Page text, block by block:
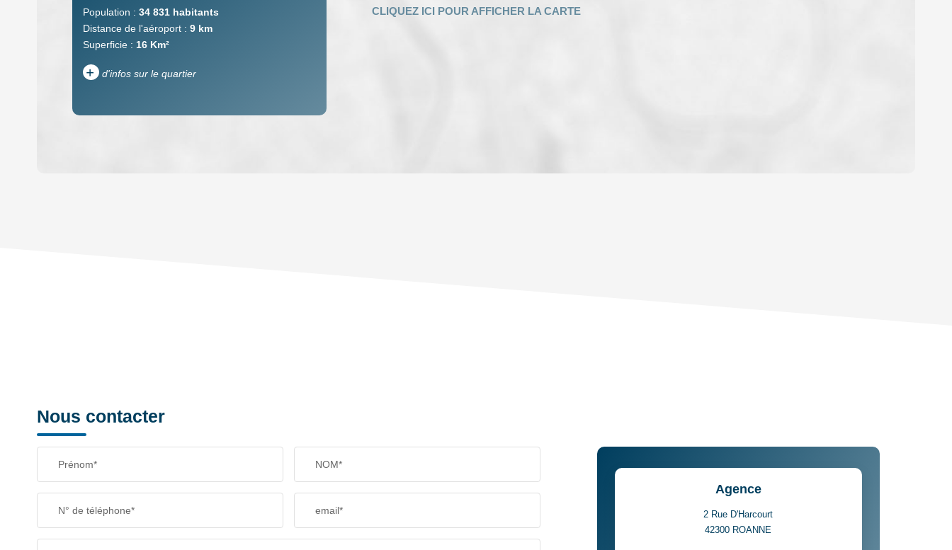
Population : 34 831 habitants
Distance de l'aéroport : 9 km
Superficie : 16 Km²
+ d'infos sur le quartier
Nous contacter
Prénom* NOM*
N° de téléphone* email*
Agence
2 Rue D'Harcourt
42300 ROANNE